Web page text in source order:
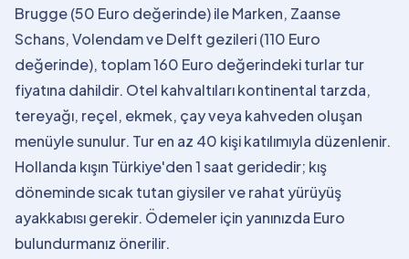
Brugge (50 Euro değerinde) ile Marken, Zaanse
Schans, Volendam ve Delft gezileri (110 Euro
değerinde), toplam 160 Euro değerindeki turlar tur
fiyatına dahildir. Otel kahvaltıları kontinental tarzda,
tereyağı, reçel, ekmek, çay veya kahveden oluşan
menüyle sunulur. Tur en az 40 kişi katılımıyla düzenlenir.
Hollanda kışın Türkiye'den 1 saat geridedir; kış
döneminde sıcak tutan giysiler ve rahat yürüyüş
ayakkabısı gerekir. Ödemeler için yanınızda Euro
bulundurmanız önerilir.